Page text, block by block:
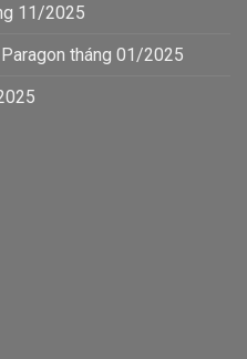
11/2025
tháng 01/2025